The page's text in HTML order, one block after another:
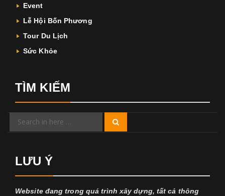
Event
Lễ Hội Bốn Phương
Tour Du Lịch
Sức Khỏe
TÌM KIẾM
Search
LƯU Ý
Website đang trong quá trình xây dựng, tất cả thông